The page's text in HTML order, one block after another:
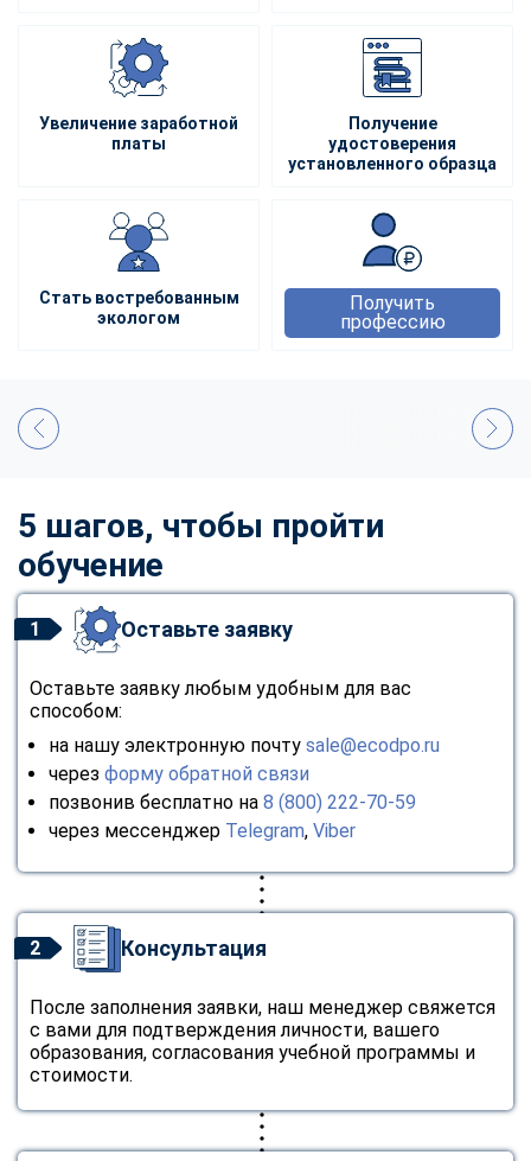
Увеличение заработной
платы
Получение
удостоверения
установленного образца
Стать востребованным
экологом
Получить
профессию
5 шагов, чтобы пройти
обучение
1 Оставьте заявку
Оставьте заявку любым удобным для вас
способом:
на нашу электронную почту sale@ecodpo.ru
через форму обратной связи
позвонив бесплатно на 8 (800) 222-70-59
через мессенджер Telegram, Viber
2 Консультация
После заполнения заявки, наш менеджер свяжется
с вами для подтверждения личности, вашего
образования, согласования учебной программы и
стоимости.